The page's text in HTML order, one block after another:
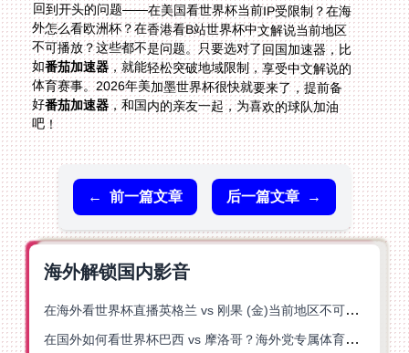
回到开头的问题——在美国看世界杯当前IP受限制？在海
外怎么看欧洲杯？在香港看B站世界杯中文解说当前地区
不可播放？这些都不是问题。只要选对了回国加速器，比
如番茄加速器，就能轻松突破地域限制，享受中文解说的
体育赛事。2026年美加墨世界杯很快就要来了，提前备
好番茄加速器，和国内的亲友一起，为喜欢的球队加油
吧！
← 前一篇文章 后一篇文章 →
海外解锁国内影音
在海外看世界杯直播英格兰 vs 刚果 (金)当前地区不可播放？这篇指南帮你突破所有限制
在国外如何看世界杯巴西 vs 摩洛哥？海外党专属体育观赛指南来了